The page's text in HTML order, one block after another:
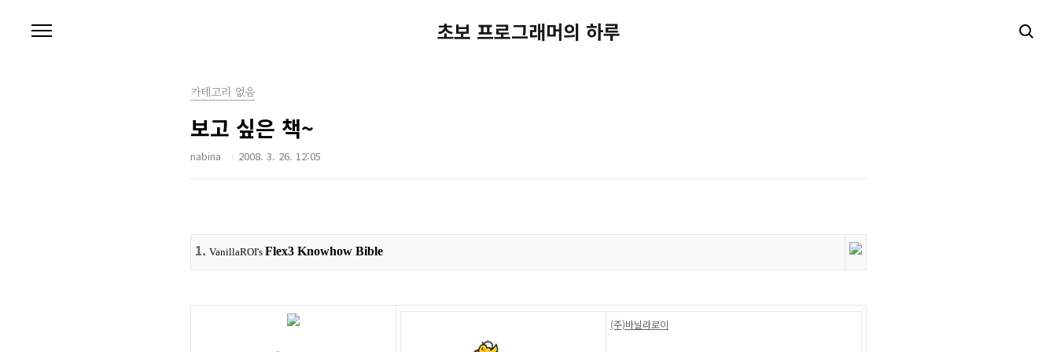
초보 프로그래머의 하루
카테고리 없음
보고 싶은 책~
nabina 2008. 3. 26. 12:05
1. VanillaROI's Flex3 Knowhow Bible
(주)바닐라로이